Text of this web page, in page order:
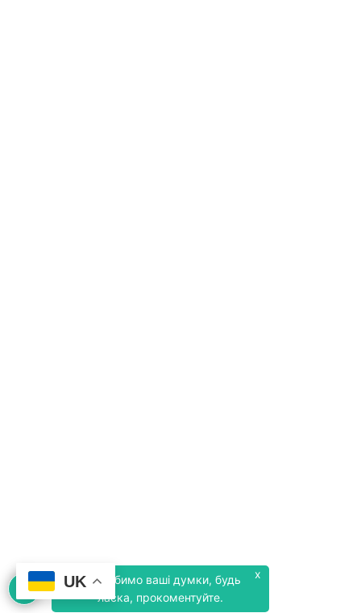
UKМи любимо ваші думки, будь
ласка, прокоментуйте.
x